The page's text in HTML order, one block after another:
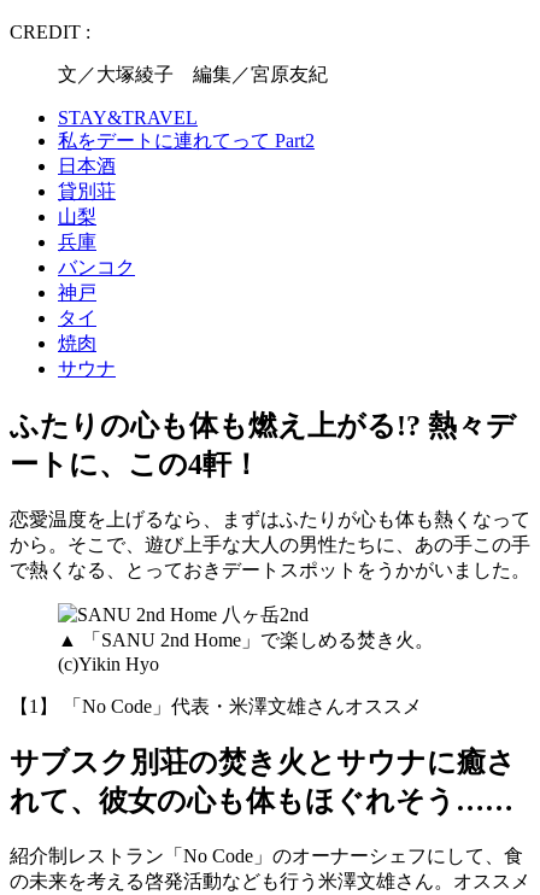
CREDIT :
文／大塚綾子 編集／宮原友紀
STAY&TRAVEL
私をデートに連れてって Part2
日本酒
貸別荘
山梨
兵庫
バンコク
神戸
タイ
焼肉
サウナ
ふたりの心も体も燃え上がる!? 熱々デ
ートに、この4軒！
恋愛温度を上げるなら、まずはふたりが心も体も熱くなって
から。そこで、遊び上手な大人の男性たちに、あの手この手
で熱くなる、とっておきデートスポットをうかがいました。
▲ 「SANU 2nd Home」で楽しめる焚き火。
(c)Yikin Hyo
【1】 「No Code」代表・米澤文雄さんオススメ
サブスク別荘の焚き火とサウナに癒さ
れて、彼女の心も体もほぐれそう……
紹介制レストラン「No Code」のオーナーシェフにして、食
の未来を考える啓発活動なども行う米澤文雄さん。オススメ